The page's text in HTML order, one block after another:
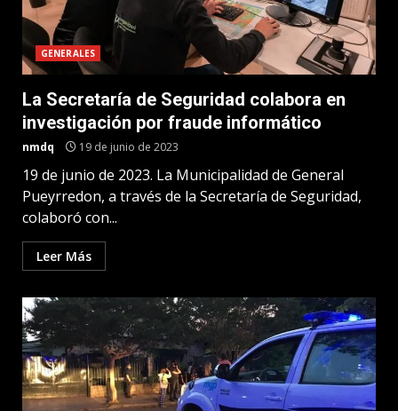
GENERALES
La Secretaría de Seguridad colabora en
investigación por fraude informático
nmdq 19 de junio de 2023
19 de junio de 2023. La Municipalidad de General
Pueyrredon, a través de la Secretaría de Seguridad,
colaboró con...
Leer Más